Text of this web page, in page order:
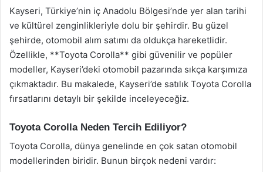
Kayseri, Türkiye’nin iç Anadolu Bölgesi’nde yer alan tarihi
ve kültürel zenginlikleriyle dolu bir şehirdir. Bu güzel
şehirde, otomobil alım satımı da oldukça hareketlidir.
Özellikle, **Toyota Corolla** gibi güvenilir ve popüler
modeller, Kayseri’deki otomobil pazarında sıkça karşımıza
çıkmaktadır. Bu makalede, Kayseri’de satılık Toyota Corolla
fırsatlarını detaylı bir şekilde inceleyeceğiz.
Toyota Corolla Neden Tercih Ediliyor?
Toyota Corolla, dünya genelinde en çok satan otomobil
modellerinden biridir. Bunun birçok nedeni vardır: